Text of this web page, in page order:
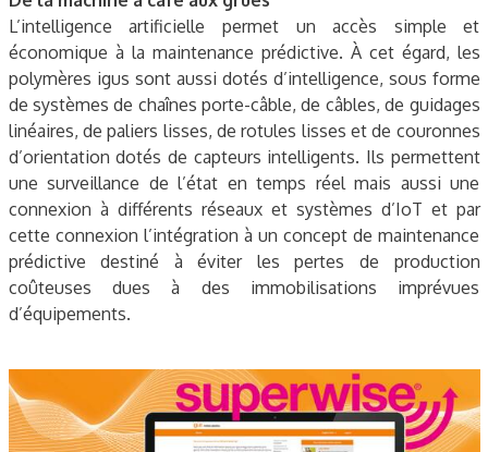
L’intelligence artificielle permet un accès simple et
économique à la maintenance prédictive. À cet égard, les
polymères igus sont aussi dotés d’intelligence, sous forme
de systèmes de chaînes porte-câble, de câbles, de guidages
linéaires, de paliers lisses, de rotules lisses et de couronnes
d’orientation dotés de capteurs intelligents. Ils permettent
une surveillance de l’état en temps réel mais aussi une
connexion à différents réseaux et systèmes d’IoT et par
cette connexion l’intégration à un concept de maintenance
prédictive destiné à éviter les pertes de production
coûteuses dues à des immobilisations imprévues
d’équipements.